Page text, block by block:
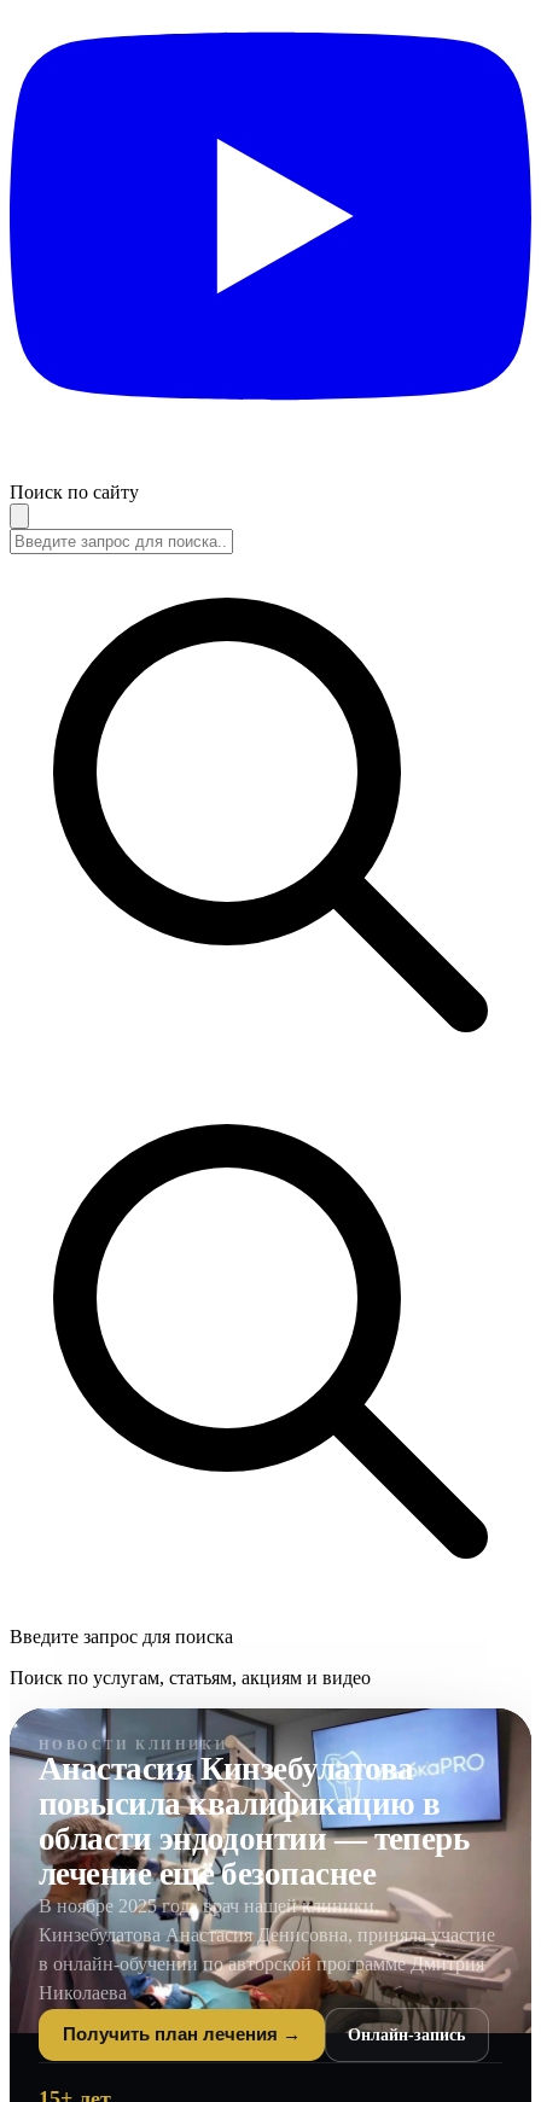
Поиск по сайту
Введите запрос для поиска
Поиск по услугам, статьям, акциям и видео
НОВОСТИ КЛИНИКИ
Анастасия Кинзебулатова
повысила квалификацию в
области эндодонтии — теперь
лечение ещё безопаснее
В ноябре 2025 года врач нашей клиники,
Кинзебулатова Анастасия Денисовна, приняла участие
в онлайн-обучении по авторской программе Дмитрия
Николаева
Получить план лечения → Онлайн-запись